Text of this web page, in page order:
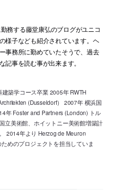
務する藤堂康弘のブログがユニコ
様子なども紹介されています。ヘ
事務所に勤めていたそうで、過去
事を読む事が出来ます。
築学コース卒業 2005年 RWTH
(Dusseldorf） 2007年 横浜国
年 Foster and Partners (London) トル
立美術館、ホイットニー美術館増築計
2014年より Herzog de Meuron
めのプロジェクトを担当していま